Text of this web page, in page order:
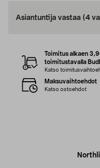
Asiantuntija vastaa (4
Toimitus alkaen
toimitustavalla
Katso
Maksuvaihtoehdot
Katso ostoehdot